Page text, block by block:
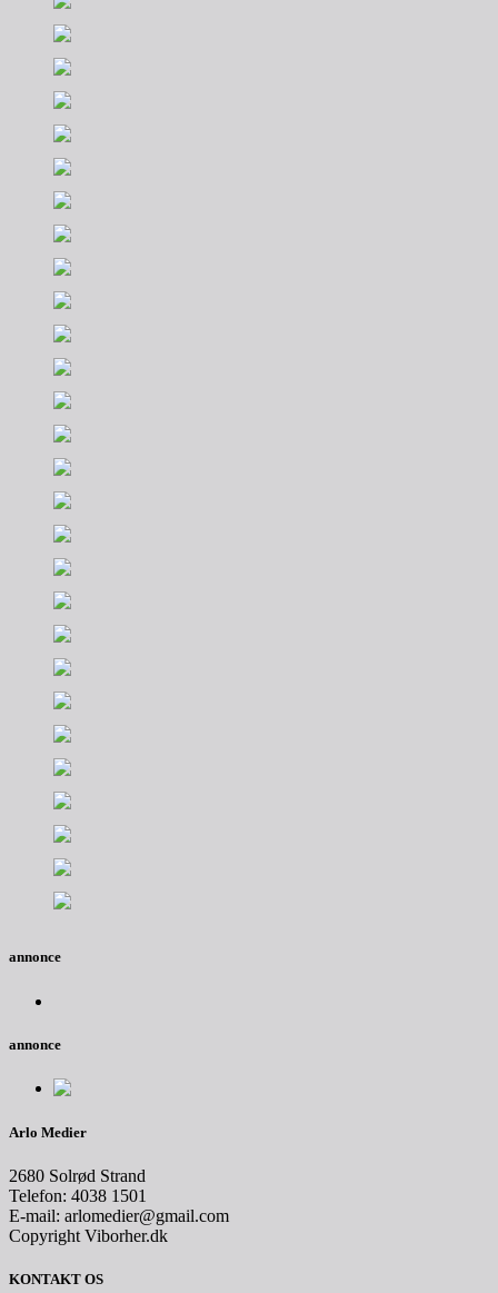
annonce
annonce
Arlo Medier
2680 Solrød Strand
Telefon: 4038 1501
E-mail: arlomedier@gmail.com
Copyright Viborher.dk
KONTAKT OS